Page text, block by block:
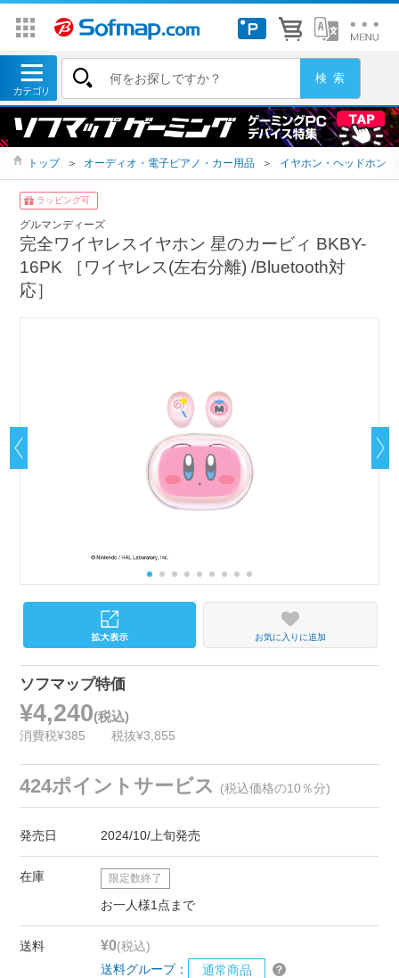
トップ ＞ オーディオ・電子ピアノ・カー用品 ＞ イヤホン・ヘッドホン
ラッピング可
グルマンディーズ
完全ワイヤレスイヤホン 星のカービィ BKBY-
16PK ［ワイヤレス(左右分離) /Bluetooth対
応］
お気に入りに追加
ソフマップ特価
¥4,240(税込)
消費税¥385 税抜¥3,855
424ポイントサービス (税込価格の10％分)
発売日 2024/10/上旬発売
在庫 限定数終了
お一人様1点まで
送料 ¥0(税込)
送料グループ：
通常商品